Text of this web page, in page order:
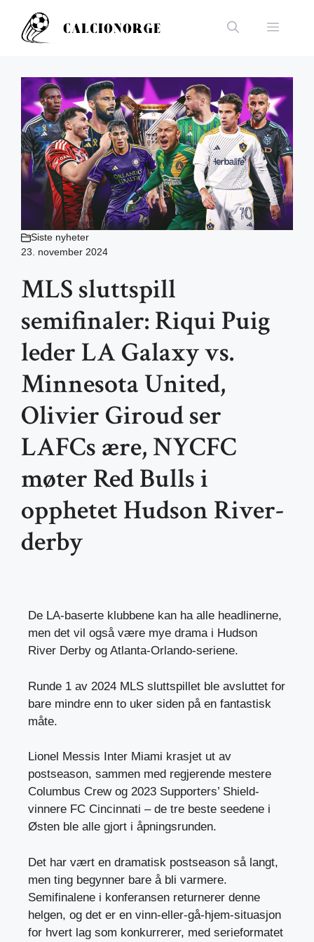
innhold
Meny
Siste nyheter
23. november 2024
MLS sluttspill
semifinaler: Riqui Puig
leder LA Galaxy vs.
Minnesota United,
Olivier Giroud ser
LAFCs ære, NYCFC
møter Red Bulls i
opphetet Hudson River-
derby
De LA-baserte klubbene kan ha alle headlinerne,
men det vil også være mye drama i Hudson
River Derby og Atlanta-Orlando-seriene.
Runde 1 av 2024 MLS sluttspillet ble avsluttet for
bare mindre enn to uker siden på en fantastisk
måte.
Lionel Messis Inter Miami krasjet ut av
postseason, sammen med regjerende mestere
Columbus Crew og 2023 Supporters’ Shield-
vinnere FC Cincinnati – de tre beste seedene i
Østen ble alle gjort i åpningsrunden.
Det har vært en dramatisk postseason så langt,
men ting begynner bare å bli varmere.
Semifinalene i konferansen returnerer denne
helgen, og det er en vinn-eller-gå-hjem-situasjon
for hvert lag som konkurrerer, med serieformatet